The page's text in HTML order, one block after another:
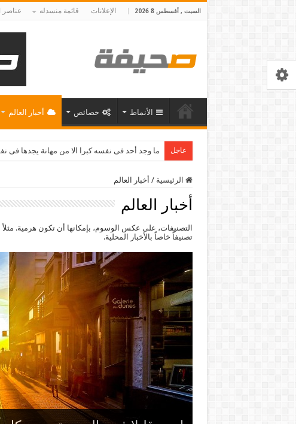
السبت , أغسطس 8 2026 الإعلانات قائمة منسدله عناصر
الأنماط خصائص أخبار العالم
عاجل ما وجد أحد فى نفسه كبرا الا من مهانة يجدها فى
الرئيسية / أخبار العالم
أخبار العالم
التصنيفات، على عكس الوسوم، بإمكانها أن تكون هرمية.
تصنيفاً خاصاً بالأخبار المحلية.